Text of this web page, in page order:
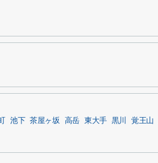
池下 茶屋ヶ坂 高岳 東大手 黒川 覚王山